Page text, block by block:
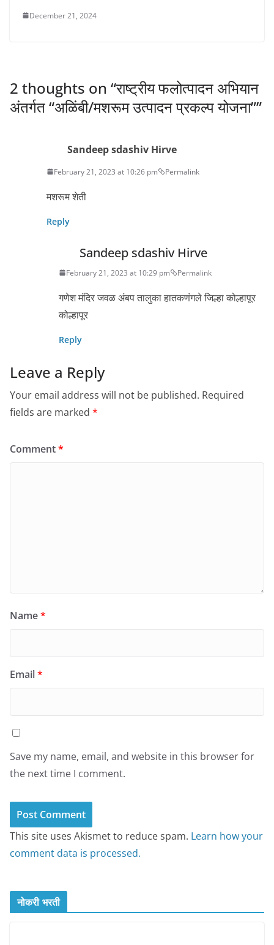
December 21, 2024
2 thoughts on “राष्ट्रीय फलोत्पादन अभियान
अंतर्गत “अळिंबी/मशरूम उत्पादन प्रकल्प योजना””
Sandeep sdashiv Hirve
February 21, 2023 at 10:26 pm Permalink
मशरूम शेती
Reply
Sandeep sdashiv Hirve
February 21, 2023 at 10:29 pm Permalink
गणेश मंदिर जवळ अंबप तालुका हातकणंगले जिल्हा कोल्हापूर
कोल्हापूर
Reply
Leave a Reply
Your email address will not be published. Required
fields are marked *
Comment*
Name*
Email*
Save my name, email, and website in this browser for
the next time I comment.
This site uses Akismet to reduce spam. Learn how your
comment data is processed.
नोकरी भरती